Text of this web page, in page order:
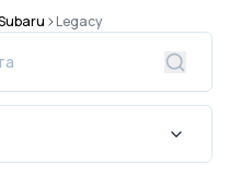
Legacy